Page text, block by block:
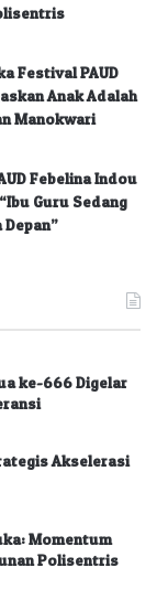
Festival PAUD
Anak Adalah
Manokwari
Febelina Indou
Guru Sedang
ke-666 Digelar
Akselerasi
Momentum
Polisentris